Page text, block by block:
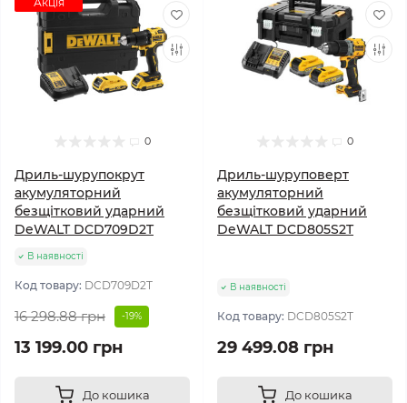
0
Дриль-шурупокрут
акумуляторний
безщітковий ударний
DeWALT DCD709D2T
В наявності
Код товару: DCD709D2T
16 298.88 грн -19%
13 199.00 грн
До кошика
0
Дриль-шуруповерт
акумуляторний
безщітковий ударний
DeWALT DCD805S2T
В наявності
Код товару: DCD805S2T
29 499.08 грн
До кошика